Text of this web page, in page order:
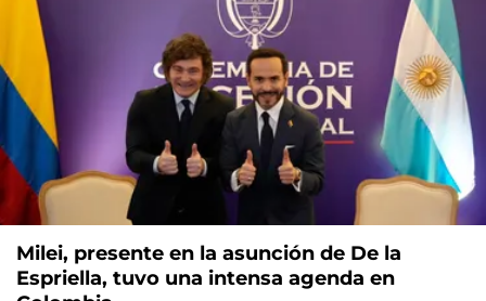
Milei, presente en la asunción de De la
Espriella, tuvo una intensa agenda en